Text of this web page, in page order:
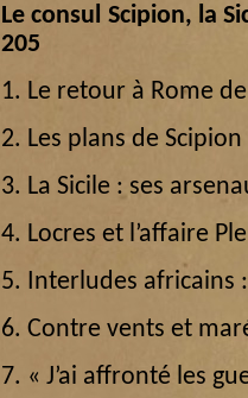
Le consul Scipion, la
205
1. Le retour à Rome
2. Les plans de
3. La Sicile : ses
4. Locres et l’affaire
5. Interludes africains
6. Contre vents et
7. « J’ai affronté les